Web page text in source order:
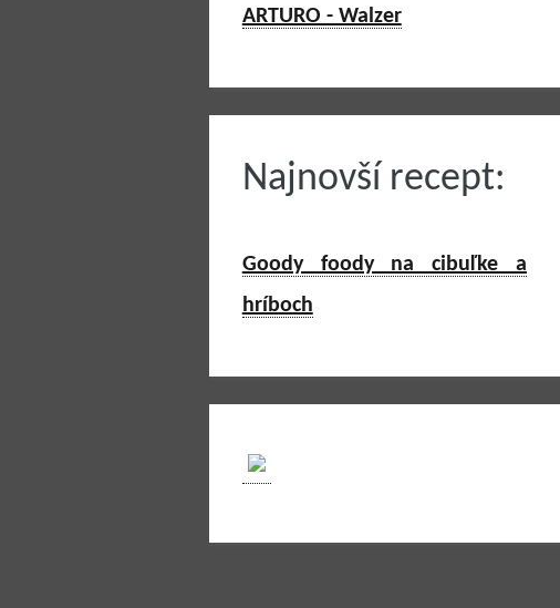
ARTURO - Walzer
Najnovší recept:
Goody foody na cibuľke a
hríboch